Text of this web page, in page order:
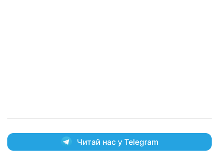
Читай нас у Telegram